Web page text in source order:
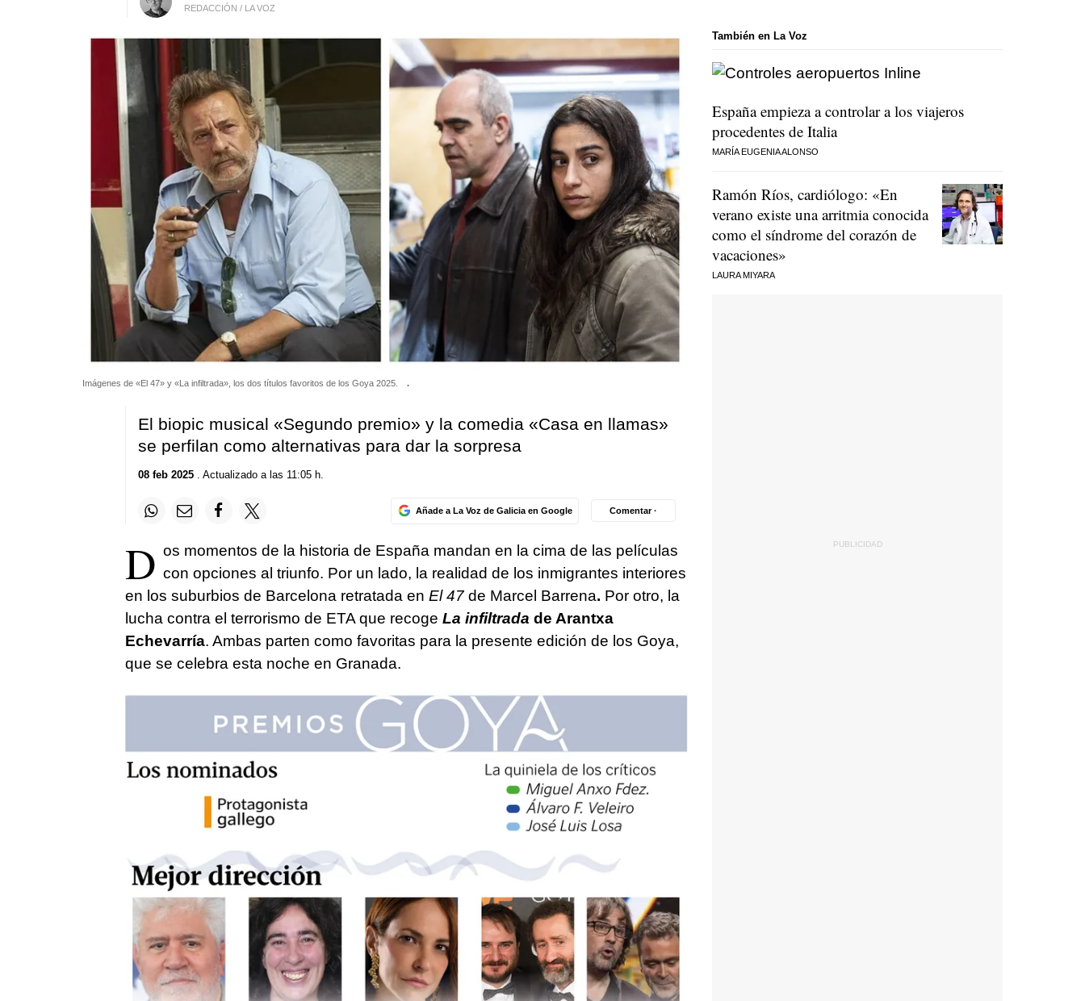
REDACCIÓN / LA VOZ
Imágenes de «El 47» y «La infiltrada», los dos títulos favoritos de los Goya 2025. .
El biopic musical «Segundo premio» y la comedia «Casa en llamas»
se perfilan como alternativas para dar la sorpresa
08 feb 2025. Actualizado a las 11:05 h.
Añade a La Voz de Galicia en Google Comentar ·
D os momentos de la historia de España mandan en la cima de las películas
con opciones al triunfo. Por un lado, la realidad de los inmigrantes interiores
en los suburbios de Barcelona retratada en El 47de Marcel Barrena. Por otro, la
lucha contra el terrorismo de ETA que recoge La infiltrada de Arantxa
Echevarría. Ambas parten como favoritas para la presente edición de los Goya,
que se celebra esta noche en Granada.
También en La Voz
España empieza a controlar a los viajeros
procedentes de Italia
MARÍA EUGENIA ALONSO
Ramón Ríos, cardiólogo: «En
verano existe una arritmia conocida
como el síndrome del corazón de
vacaciones»
LAURA MIYARA